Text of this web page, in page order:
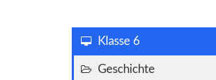
Klasse 6
Geschichte